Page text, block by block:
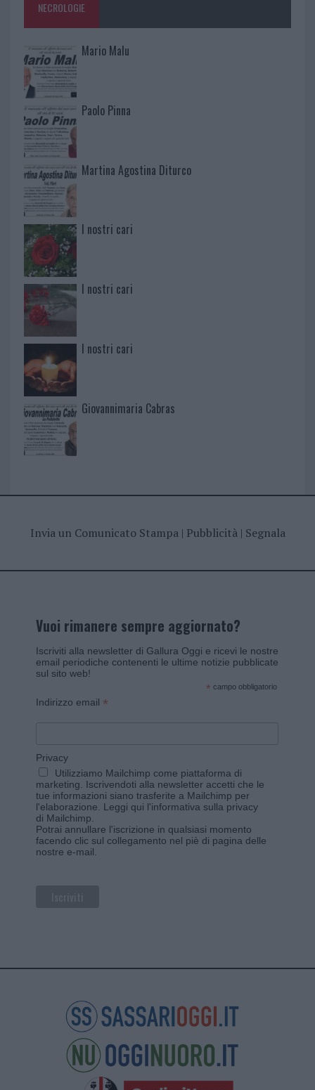
NECROLOGIE
Mario Malu
Paolo Pinna
Martina Agostina Diturco
I nostri cari
I nostri cari
I nostri cari
Giovannimaria Cabras
Invia un Comunicato Stampa| Pubblicità| Segnala
Vuoi rimanere sempre aggiornato?
Iscriviti alla newsletter di Gallura Oggi e ricevi le nostre
email periodiche contenenti le ultime notizie pubblicate
sul sito web!
* campo obbligatorio
Indirizzo email *
Privacy
Utilizziamo Mailchimp come piattaforma di
marketing. Iscrivendoti alla newsletter accetti che le
tue informazioni siano trasferite a Mailchimp per
l'elaborazione. Leggi qui l'informativa sulla privacy
di Mailchimp.
Potrai annullare l'iscrizione in qualsiasi momento
facendo clic sul collegamento nel piè di pagina delle
nostre e-mail.